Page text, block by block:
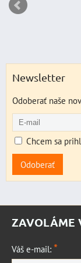
Newsletter
Odoberať naše
Chcem sa
Odoberať
ZAVOLÁME
Váš e-mail: *